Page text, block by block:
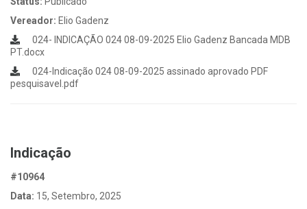
Vereador: Elio Gadenz
024- INDICAÇÃO 024 08-09-2025 Elio Gadenz Bancada MDB
PT.docx
024-Indicação 024 08-09-2025 assinado aprovado PDF
pesquisavel.pdf
Indicação
#10964
Data: 15, Setembro, 2025